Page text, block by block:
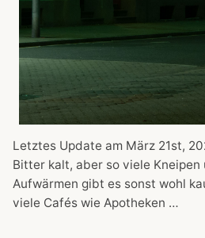
Letztes Update am März 21st,
Bitter kalt, aber so viele Kneipen
Aufwärmen gibt es sonst wohl
viele Cafés wie Apotheken …